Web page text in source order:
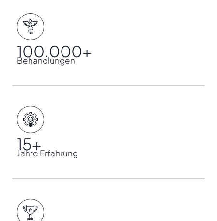
100.000+
Behandlungen
15+
Jahre Erfahrung